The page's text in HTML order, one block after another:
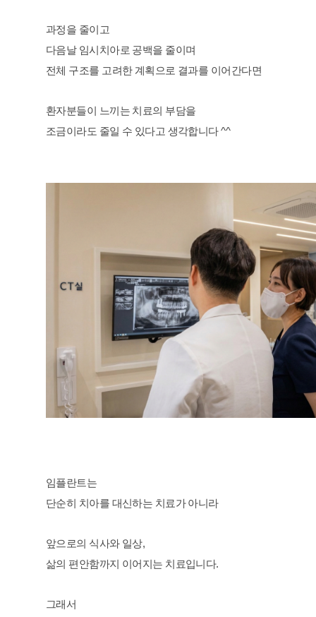
과정을 줄이고
다음날 임시치아로 공백을 줄이며
전체 구조를 고려한 계획으로 결과를 이어간다면
환자분들이 느끼는 치료의 부담을
조금이라도 줄일 수 있다고 생각합니다 ^^
임플란트는
단순히 치아를 대신하는 치료가 아니라
앞으로의 식사와 일상,
삶의 편안함까지 이어지는 치료입니다.
그래서